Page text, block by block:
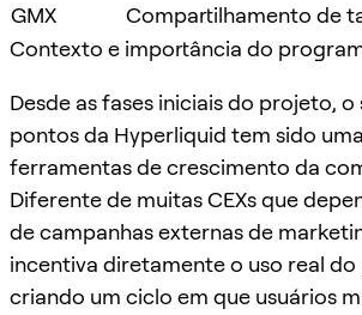
GMX
Compartilhamento de
Contexto e importância do
Desde as fases iniciais do projeto, o
pontos da Hyperliquid tem sido
ferramentas de crescimento da
Diferente de muitas CEXs que
de campanhas externas de
incentiva diretamente o uso real
criando um ciclo em que usuários